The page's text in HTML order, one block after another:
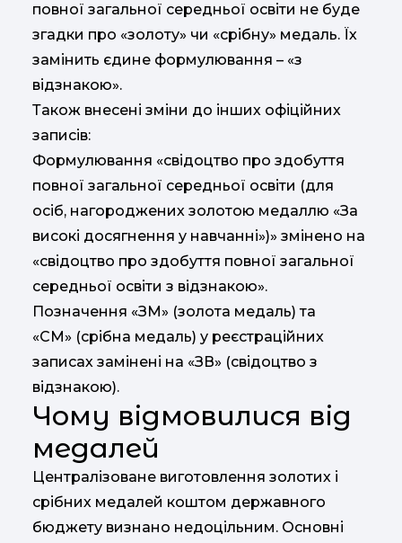
повної загальної середньої освіти не буде
згадки про «золоту» чи «срібну» медаль. Їх
замінить єдине формулювання – «з
відзнакою».
Також внесені зміни до інших офіційних
записів:
Формулювання «свідоцтво про здобуття
повної загальної середньої освіти (для
осіб, нагороджених золотою медаллю «За
високі досягнення у навчанні»)» змінено на
«свідоцтво про здобуття повної загальної
середньої освіти з відзнакою».
Позначення «ЗМ» (золота медаль) та
«СМ» (срібна медаль) у реєстраційних
записах замінені на «ЗВ» (свідоцтво з
відзнакою).
Чому відмовилися від
медалей
Централізоване виготовлення золотих і
срібних медалей коштом державного
бюджету визнано недоцільним. Основні